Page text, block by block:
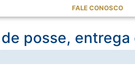
FALE CONOSCO
posse,